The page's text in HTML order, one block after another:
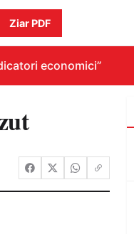
Ziar PDF
economici”